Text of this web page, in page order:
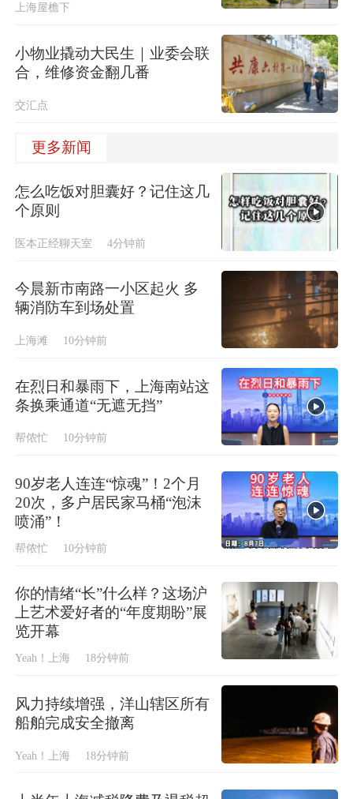
上海屋檐下
小物业撬动大民生｜业委会联
合，维修资金翻几番
交汇点
更多新闻
怎么吃饭对胆囊好？记住这几
个原则
医本正经聊天室 4分钟前
今晨新市南路一小区起火 多
辆消防车到场处置
上海滩 10分钟前
在烈日和暴雨下，上海南站这
条换乘通道“无遮无挡”
帮侬忙 10分钟前
90岁老人连连“惊魂”！2个月
20次，多户居民家马桶“泡沫
喷涌”！
帮侬忙 10分钟前
你的情绪“长”什么样？这场沪
上艺术爱好者的“年度期盼”展
览开幕
Yeah！上海 18分钟前
风力持续增强，洋山辖区所有
船舶完成安全撤离
Yeah！上海 18分钟前